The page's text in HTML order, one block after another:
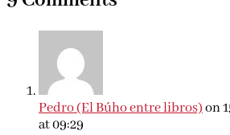
Pedro (El Búho entre libros)on
at 09:29